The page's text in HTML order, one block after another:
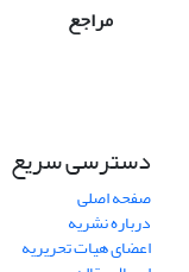
مراجع
دسترسی سریع
صفحه اصلی
درباره نشریه
اعضای هیات تحریریه